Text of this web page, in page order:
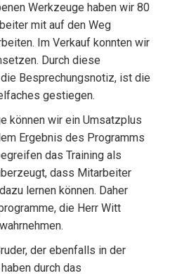
Werkzeuge haben wir 80
mit auf den Weg
Im Verkauf konnten wir
Durch diese
Besprechungsnotiz, ist die
gestiegen.
können wir ein Umsatzplus
Ergebnis des Programms
das Training als
dass Mitarbeiter
lernen können. Daher
die Herr Witt
der ebenfalls in der
durch das